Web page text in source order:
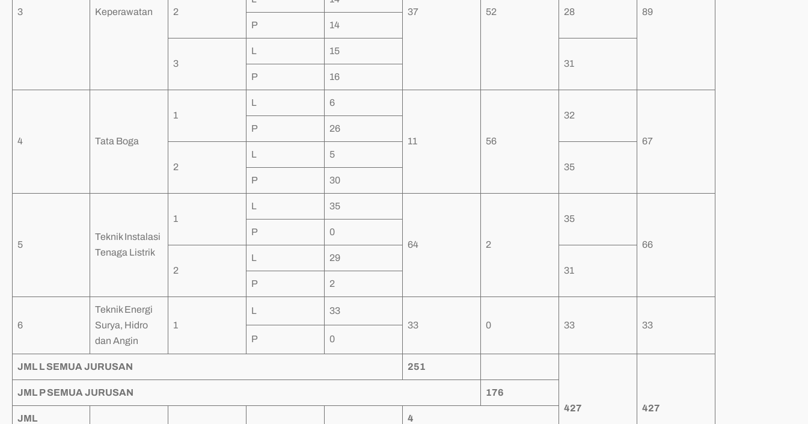
3 Keperawatan 37 52 89
2
28
P
14
3
L
15
31
P
16
4 Tata Boga
1
L 6
11 56
32
67
P 26
2
L
5
35
P
30
5
Teknik Instalasi
Tenaga Listrik
1
L 35
64 2
35
66
P 0
2
L
29
31
P
2
6
Teknik Energi
Surya, Hidro
dan Angin
1
L
33
33
0 33
33
P
0
JML L SEMUA JURUSAN 251
427 427
JML P SEMUA JURUSAN 176
JML
4